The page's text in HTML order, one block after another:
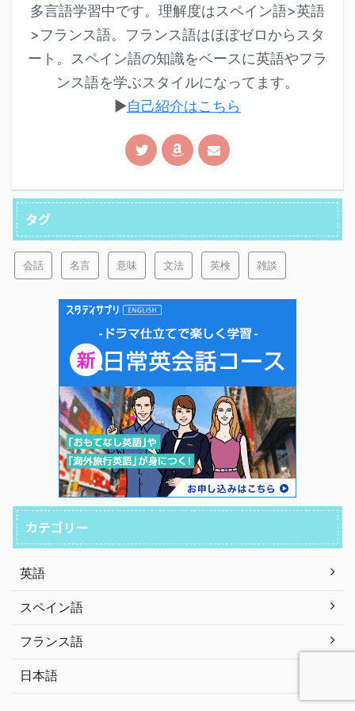
多言語学習中です。理解度はスペイン語>英語
>フランス語。フランス語はほぼゼロからスタ
ート。スペイン語の知識をベースに英語やフラ
ンス語を学ぶスタイルになってます。
▶︎自己紹介はこちら
タグ
会話 名言 意味 文法 英検 雑談
カテゴリー
英語
スペイン語
フランス語
日本語